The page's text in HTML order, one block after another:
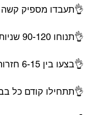
👌תעבדו מספיק קשה (1-3 חזרות מכשל ברוב
👌תנוחו 90-120 שניות בין הסטים⁣
👌בצעו בין 6-15 חזרות (אפשר לגמרי לשחק עם זה ולעשות יותר/פחות)⁣
👌תתחילו קודם כל